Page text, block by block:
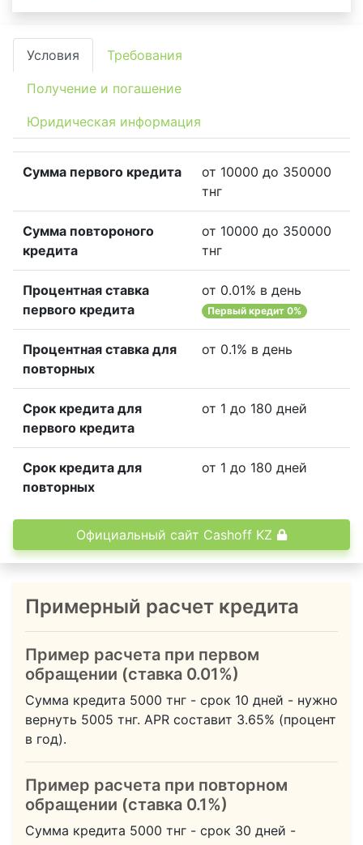
Условия Требования
Получение и погашение
Юридическая информация
Сумма первого кредита
от 10000 до 350000
тнг
Сумма повтороного
кредита
от 10000 до 350000
тнг
Процентная ставка
первого кредита
от 0.01% в день
Первый кредит 0%
Процентная ставка для
повторных
от 0.1% в день
Срок кредита для
первого кредита
от 1 до 180 дней
Срок кредита для
повторных
от 1 до 180 дней
Официальный сайт Cashoff KZ
Примерный расчет кредита
Пример расчета при первом
обращении (ставка 0.01%)
Сумма кредита 5000 тнг - срок 10 дней - нужно
вернуть 5005 тнг. APR составит 3.65% (процент
в год).
Пример расчета при повторном
обращении (ставка 0.1%)
Сумма кредита 5000 тнг - срок 30 дней -